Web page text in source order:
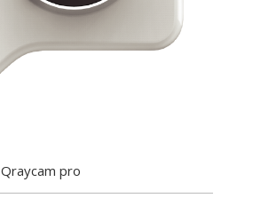
Qraycam pro